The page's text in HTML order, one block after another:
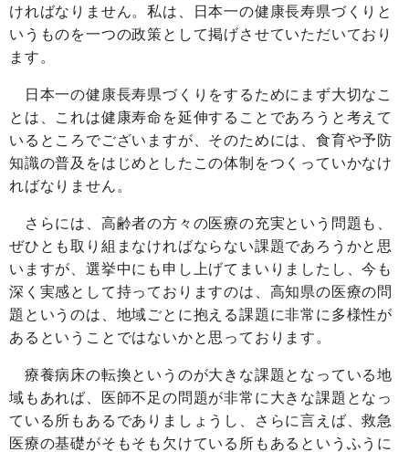
ければなりません。私は、日本一の健康長寿県づくりと
いうものを一つの政策として掲げさせていただいており
ます。
日本一の健康長寿県づくりをするためにまず大切なこ
とは、これは健康寿命を延伸することであろうと考えて
いるところでございますが、そのためには、食育や予防
知識の普及をはじめとしたこの体制をつくっていかなけ
ればなりません。
さらには、高齢者の方々の医療の充実という問題も、
ぜひとも取り組まなければならない課題であろうかと思
いますが、選挙中にも申し上げてまいりましたし、今も
深く実感として持っておりますのは、高知県の医療の問
題というのは、地域ごとに抱える課題に非常に多様性が
あるということではないかと思っております。
療養病床の転換というのが大きな課題となっている地
域もあれば、医師不足の問題が非常に大きな課題となっ
ている所もあるでありましょうし、さらに言えば、救急
医療の基礎がそもそも欠けている所もあるというふうに